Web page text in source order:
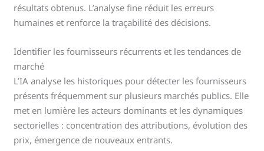
résultats obtenus. L’analyse fine réduit les erreurs
humaines et renforce la traçabilité des décisions.
Identifier les fournisseurs récurrents et les tendances de
marché
L’IA analyse les historiques pour détecter les fournisseurs
présents fréquemment sur plusieurs marchés publics. Elle
met en lumière les acteurs dominants et les dynamiques
sectorielles : concentration des attributions, évolution des
prix, émergence de nouveaux entrants.